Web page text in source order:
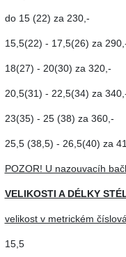
do 15 (22) za 230,-
15,5(22) - 17,5(26) za
18(27) - 20(30) za 320,-
20,5(31) - 22,5(34) za
23(35) - 25 (38) za 360,-
25,5 (38,5) - 26,5(40) za
POZOR! U nazouvacíh
VELIKOSTI A DÉLKY
velikost v metrickém
15,5